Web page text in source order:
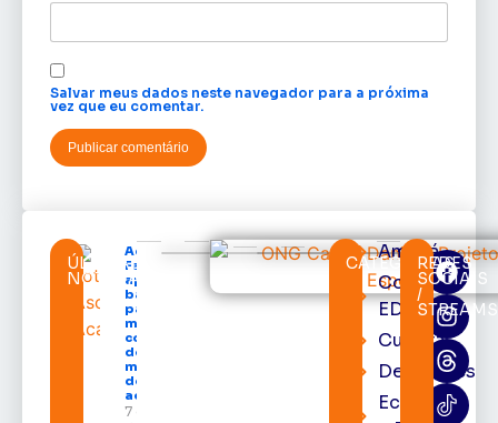
Salvar meus dados neste navegador para a próxima
vez que eu comentar.
ÚLTIMAS
NOTÍCIAS
Acácio
Favacho
apresenta
balanço
parcial do
mandato
com mais
de R$ 668
milhões
destinados
ao Amapá
7 de agosto
CATEGORIAS
Amapá
Cortes
EDcast
Cultura
Destaques
Economia
REDES
SOCIAIS
/
STREAMS